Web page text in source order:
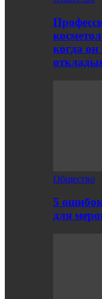
когда он
Общество
5
для